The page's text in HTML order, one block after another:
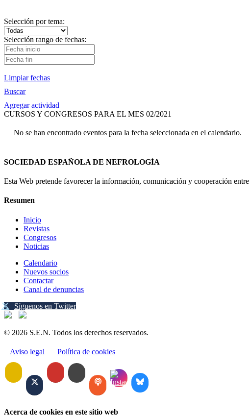
Selección por tema:
Selección rango de fechas:
Limpiar fechas
Buscar
Agregar actividad
CURSOS Y CONGRESOS PARA EL MES 02/2021
No se han encontrado eventos para la fecha seleccionada en el calendario.
SOCIEDAD ESPAÑOLA DE NEFROLOGÍA
Esta Web pretende favorecer la información, comunicación y cooperación
Resumen
Inicio
Revistas
Congresos
Noticias
Calendario
Nuevos socios
Contactar
Canal de denuncias
Síguenos en Twitter
© 2026 S.E.N. Todos los derechos reservados.
Aviso legal Política de cookies
Acerca de cookies en este sitio web